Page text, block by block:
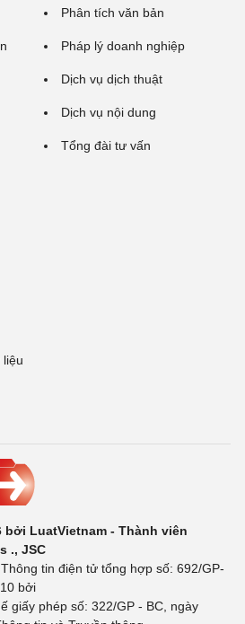
Phân tích văn bản
Pháp lý doanh nghiệp
Dịch vụ dịch thuật
Dịch vụ nội dung
Tổng đài tư vấn
bởi LuatVietnam - Thành viên
., JSC
tin điện tử tổng hợp số: 692/GP-
bởi
giấy phép số: 322/GP - BC, ngày